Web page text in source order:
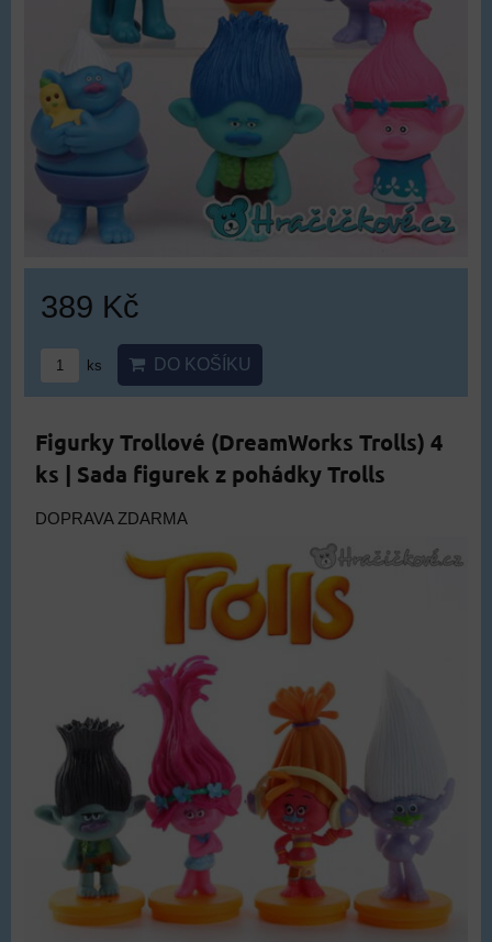
389 Kč
ks DO KOŠÍKU
Figurky Trollové (DreamWorks Trolls) 4
ks | Sada figurek z pohádky Trolls
DOPRAVA ZDARMA